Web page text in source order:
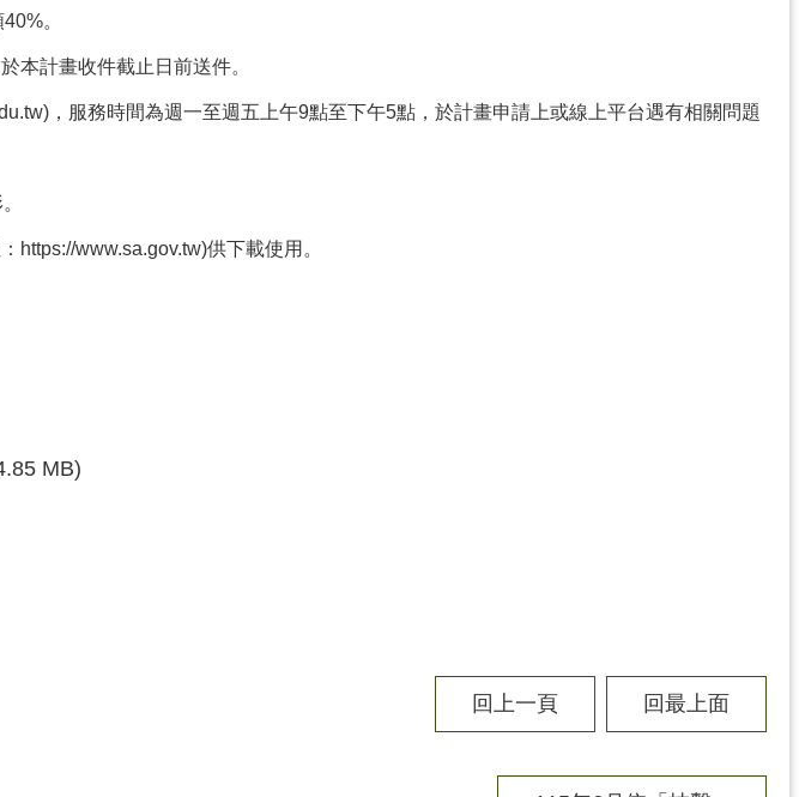
。
本計畫收件截止日前送件。
，服務時間為週一至週五上午9點至下午5點，於計畫申請上或線上平台遇有相關問題
https://www.sa.gov.tw)供下載使用。
MB)
回上一頁 回最上面